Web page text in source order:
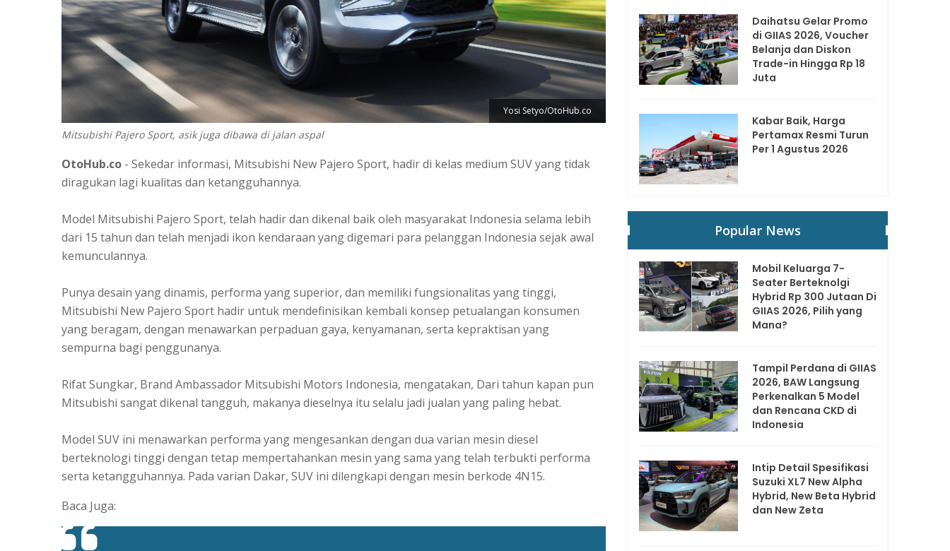
Yosi Setyo/OtoHub.co
Mitsubishi Pajero Sport, asik juga dibawa di jalan aspal
OtoHub.co - Sekedar informasi, Mitsubishi New Pajero Sport, hadir di kelas medium SUV yang tidak
diragukan lagi kualitas dan ketangguhannya.
Model Mitsubishi Pajero Sport, telah hadir dan dikenal baik oleh masyarakat Indonesia selama lebih
dari 15 tahun dan telah menjadi ikon kendaraan yang digemari para pelanggan Indonesia sejak awal
kemunculannya.
Punya desain yang dinamis, performa yang superior, dan memiliki fungsionalitas yang tinggi,
Mitsubishi New Pajero Sport hadir untuk mendefinisikan kembali konsep petualangan konsumen
yang beragam, dengan menawarkan perpaduan gaya, kenyamanan, serta kepraktisan yang
sempurna bagi penggunanya.
Rifat Sungkar, Brand Ambassador Mitsubishi Motors Indonesia, mengatakan, Dari tahun kapan pun
Mitsubishi sangat dikenal tangguh, makanya dieselnya itu selalu jadi jualan yang paling hebat.
Model SUV ini menawarkan performa yang mengesankan dengan dua varian mesin diesel
berteknologi tinggi dengan tetap mempertahankan mesin yang sama yang telah terbukti performa
serta ketangguhannya. Pada varian Dakar, SUV ini dilengkapi dengan mesin berkode 4N15.
Baca Juga:
Daihatsu Gelar Promo
di GIIAS 2026, Voucher
Belanja dan Diskon
Trade-in Hingga Rp 18
Juta
Kabar Baik, Harga
Pertamax Resmi Turun
Per 1 Agustus 2026
Popular News
Mobil Keluarga 7-
Seater Berteknolgi
Hybrid Rp 300 Jutaan Di
GIIAS 2026, Pilih yang
Mana?
Tampil Perdana di GIIAS
2026, BAW Langsung
Perkenalkan 5 Model
dan Rencana CKD di
Indonesia
Intip Detail Spesifikasi
Suzuki XL7 New Alpha
Hybrid, New Beta Hybrid
dan New Zeta